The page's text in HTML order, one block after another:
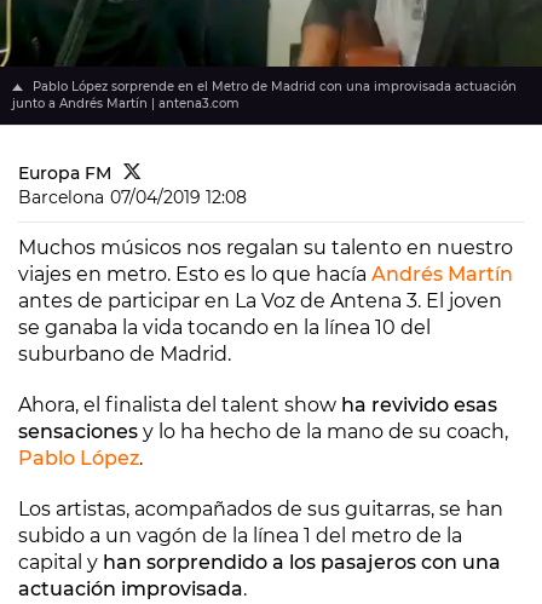
Pablo López sorprende en el Metro de Madrid con una improvisada actuación
junto a Andrés Martín | antena3.com
Europa FM
Barcelona 07/04/2019 12:08
Muchos músicos nos regalan su talento en nuestro
viajes en metro. Esto es lo que hacía Andrés Martín
antes de participar en La Voz de Antena 3. El joven
se ganaba la vida tocando en la línea 10 del
suburbano de Madrid.
Ahora, el finalista del talent show ha revivido esas
sensaciones y lo ha hecho de la mano de su coach,
Pablo López.
Los artistas, acompañados de sus guitarras, se han
subido a un vagón de la línea 1 del metro de la
capital y han sorprendido a los pasajeros con una
actuación improvisada.